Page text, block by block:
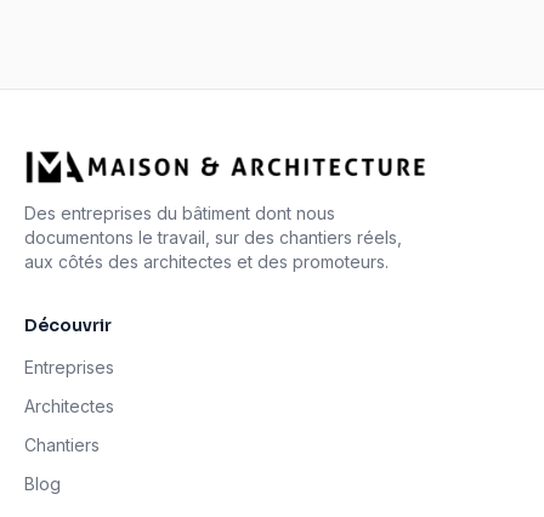
Des entreprises du bâtiment dont nous
documentons le travail, sur des chantiers réels,
aux côtés des architectes et des promoteurs.
Découvrir
Entreprises
Architectes
Chantiers
Blog